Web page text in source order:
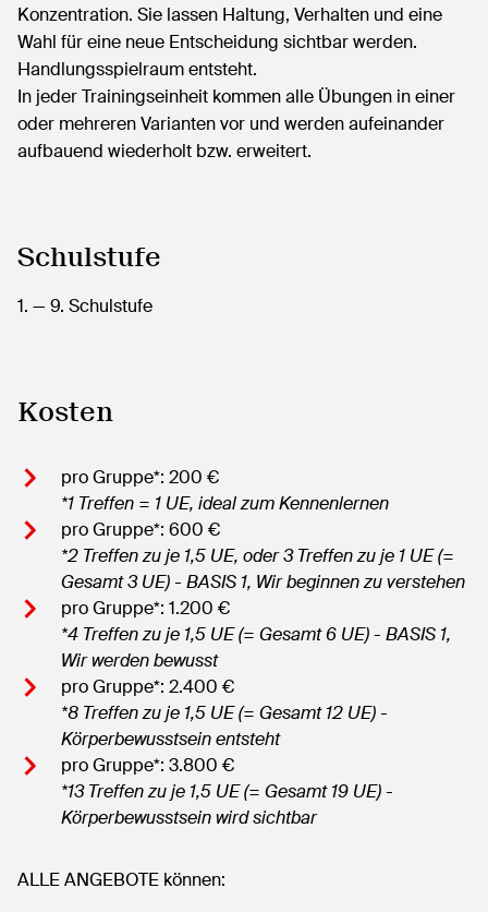
Konzentration. Sie lassen Haltung, Verhalten und eine
Wahl für eine neue Entscheidung sichtbar werden.
Handlungsspielraum entsteht.
In jeder Trainingseinheit kommen alle Übungen in einer
oder mehreren Varianten vor und werden aufeinander
aufbauend wiederholt bzw. erweitert.
Schulstufe
1. — 9. Schulstufe
Kosten
pro Gruppe*: 200 €
*1 Treffen = 1 UE, ideal zum Kennenlernen
pro Gruppe*: 600 €
*2 Treffen zu je 1,5 UE, oder 3 Treffen zu je 1 UE (=
Gesamt 3 UE) - BASIS 1, Wir beginnen zu verstehen
pro Gruppe*: 1.200 €
*4 Treffen zu je 1,5 UE (= Gesamt 6 UE) - BASIS 1,
Wir werden bewusst
pro Gruppe*: 2.400 €
*8 Treffen zu je 1,5 UE (= Gesamt 12 UE) -
Körperbewusstsein entsteht
pro Gruppe*: 3.800 €
*13 Treffen zu je 1,5 UE (= Gesamt 19 UE) -
Körperbewusstsein wird sichtbar
ALLE ANGEBOTE können: